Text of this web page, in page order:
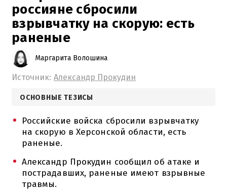
россияне сбросили
взрывчатку на скорую: есть
раненые
Маргарита Волошина
Источник: Александр Прокудин
ОСНОВНЫЕ ТЕЗИСЫ
Российские войска сбросили взрывчатку
на скорую в Херсонской области, есть
раненые.
Александр Прокудин сообщил об атаке и
пострадавших, раненые имеют взрывные
травмы.